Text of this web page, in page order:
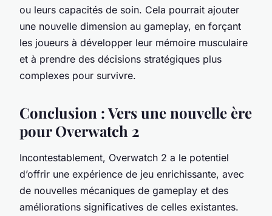
ou leurs capacités de soin. Cela pourrait ajouter
une nouvelle dimension au gameplay, en forçant
les joueurs à développer leur mémoire musculaire
et à prendre des décisions stratégiques plus
complexes pour survivre.
Conclusion : Vers une nouvelle ère
pour Overwatch 2
Incontestablement, Overwatch 2 a le potentiel
d’offrir une expérience de jeu enrichissante, avec
de nouvelles mécaniques de gameplay et des
améliorations significatives de celles existantes.